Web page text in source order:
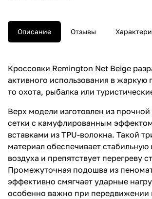
Описание Отзывы
Кроссовки Remington Net Beige
активного использования в жаркую
то охота, рыбалка или
Верх модели изготовлен из
сетки с камуфлированным
вставками из TPU-волокна. Такой
материал обеспечивает
воздуха и препятствует перегреву
Промежуточная подошва из
эффективно смягчает ударные
особенно важно при передвижении